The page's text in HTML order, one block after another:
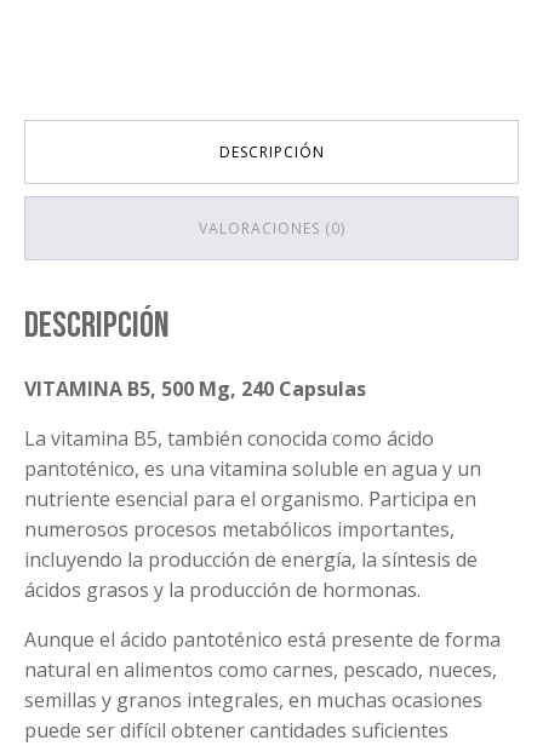
DESCRIPCIÓN
VALORACIONES (0)
Descripción
VITAMINA B5, 500 Mg, 240 Capsulas
La vitamina B5, también conocida como ácido
pantoténico, es una vitamina soluble en agua y un
nutriente esencial para el organismo. Participa en
numerosos procesos metabólicos importantes,
incluyendo la producción de energía, la síntesis de
ácidos grasos y la producción de hormonas.
Aunque el ácido pantoténico está presente de forma
natural en alimentos como carnes, pescado, nueces,
semillas y granos integrales, en muchas ocasiones
puede ser difícil obtener cantidades suficientes